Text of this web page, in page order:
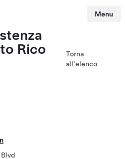
Menu
Rico
Torna
all'elenco